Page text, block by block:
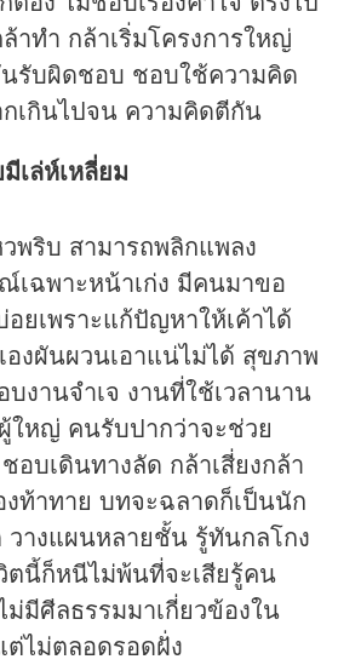
าทำ กล้าเริ่มโครงการใหญ่
รับผิดชอบ ชอบใช้ความคิด
เกินไปจน ความคิดตีกัน
เล่ห์เหลี่ยม
พริบ สามารถพลิกแพลง
เฉพาะหน้าเก่ง มีคนมาขอ
ยเพราะแก้ปัญหาให้เค้าได้
งผันผวนเอาแน่ไม่ได้ สุขภาพ
งานจำเจ งานที่ใช้เวลานาน
ใหญ่ คนรับปากว่าจะช่วย
อบเดินทางลัด กล้าเสี่ยงกล้า
งท้าทาย บทจะฉลาดก็เป็นนัก
างแผนหลายชั้น รู้ทันกลโกง
นี้ก็หนีไม่พ้นที่จะเสียรู้คน
มีศีลธรรมมาเกี่ยวข้องใน
ต่ไม่ตลอดรอดฝั่ง